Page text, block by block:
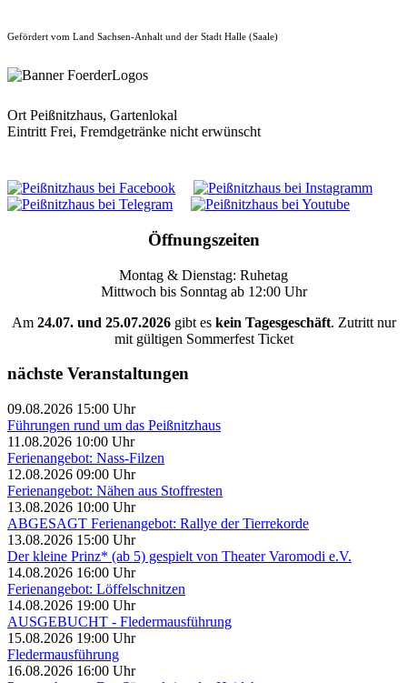
Gefördert vom Land Sachsen-Anhalt und der Stadt Halle (Saale)
Ort Peißnitzhaus, Gartenlokal
Eintritt Frei, Fremdgetränke nicht erwünscht
Öffnungszeiten
Montag & Dienstag: Ruhetag
Mittwoch bis Sonntag ab 12:00 Uhr
Am 24.07. und 25.07.2026gibt eskein Tagesgeschäft. Zutritt nur
mit gültigen Sommerfest Ticket
nächste Veranstaltungen
09.08.2026 15:00 Uhr
Führungen rund um das Peißnitzhaus
11.08.2026 10:00 Uhr
Ferienangebot: Nass-Filzen
12.08.2026 09:00 Uhr
Ferienangebot: Nähen aus Stoffresten
13.08.2026 10:00 Uhr
ABGESAGT Ferienangebot: Rallye der Tierrekorde
13.08.2026 15:00 Uhr
Der kleine Prinz* (ab 5) gespielt von Theater Varomodi e.V.
14.08.2026 16:00 Uhr
Ferienangebot: Löffelschnitzen
14.08.2026 19:00 Uhr
AUSGEBUCHT - Fledermausführung
15.08.2026 19:00 Uhr
Fledermausführung
16.08.2026 16:00 Uhr